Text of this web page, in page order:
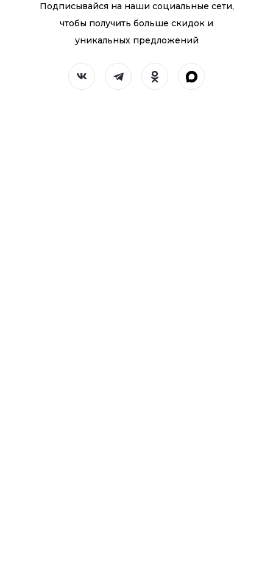
Подписывайся на наши социальные сети,
чтобы получить больше скидок и
уникальных предложений